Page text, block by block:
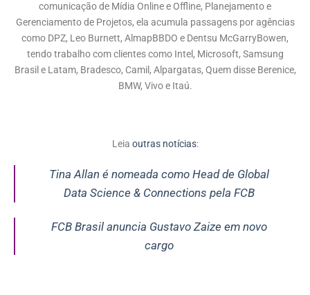
comunicação de Mídia Online e Offline, Planejamento e
Gerenciamento de Projetos, ela acumula passagens por agências
como DPZ, Leo Burnett, AlmapBBDO e Dentsu McGarryBowen,
tendo trabalho com clientes como Intel, Microsoft, Samsung
Brasil e Latam, Bradesco, Camil, Alpargatas, Quem disse Berenice,
BMW, Vivo e Itaú.
Leia outras notícias:
Tina Allan é nomeada como Head de Global
Data Science & Connections pela FCB
FCB Brasil anuncia Gustavo Zaize em novo
cargo